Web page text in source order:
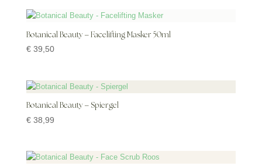
Botanical Beauty – Facelifting Masker 50ml
€39,50
Botanical Beauty – Spiergel
€38,99